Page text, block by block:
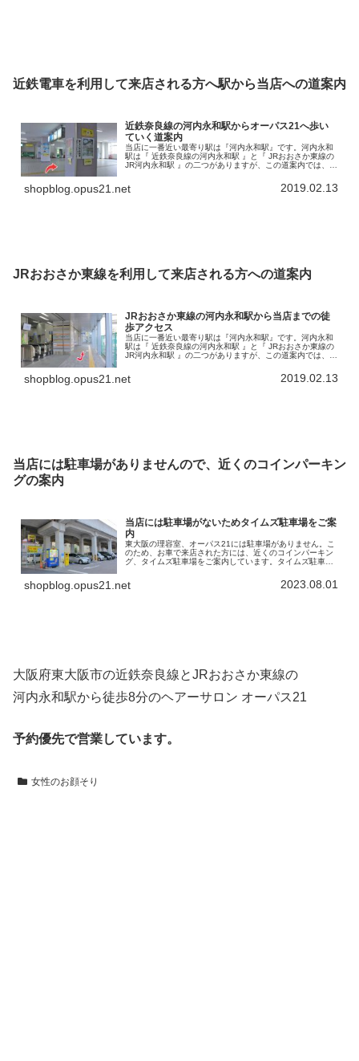
近鉄電車を利用して来店される方へ駅から当店への道案内
近鉄奈良線の河内永和駅からオーパス21へ歩い
ていく道案内
当店に一番近い最寄り駅は『河内永和駅』です。河内永和
駅は『 近鉄奈良線の河内永和駅 』と『 JRおおさか東線の
JR河内永和駅 』の二つがありますが、この道案内では、近
shopblog.opus21.net 2019.02.13
JRおおさか東線を利用して来店される方への道案内
JRおおさか東線の河内永和駅から当店までの徒
歩アクセス
当店に一番近い最寄り駅は『河内永和駅』です。河内永和
駅は『 近鉄奈良線の河内永和駅 』と『 JRおおさか東線の
JR河内永和駅 』の二つがありますが、この道案内では、
shopblog.opus21.net 2019.02.13
当店には駐車場がありませんので、近くのコインパーキン
グの案内
当店には駐車場がないためタイムズ駐車場をご案
内
東大阪の理容室、オーパス21には駐車場がありません。こ
のため、お車で来店された方には、近くのコインパーキン
グ、タイムズ駐車場をご案内しています。タイムズ駐車場
shopblog.opus21.net 2023.08.01
大阪府東大阪市の近鉄奈良線とJRおおさか東線の
河内永和駅から徒歩8分のヘアーサロン オーパス21
予約優先で営業しています。
女性のお顔そり